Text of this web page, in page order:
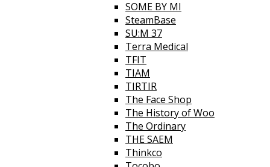
SOME BY MI
SteamBase
SU:M 37
Terra Medical
TFIT
TIAM
TIRTIR
The Face Shop
The History of Woo
The Ordinary
THE SAEM
Thinkco